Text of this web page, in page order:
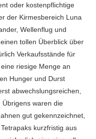
oder kostenpflichtige
der Kirmesbereich Luna
Wellenflug und
tollen Überblick über
Verkaufsstände für
riesige Menge an
Hunger und Durst
abwechslungsreichen,
Übrigens waren die
gut gekennzeichnet,
kurzfristig aus